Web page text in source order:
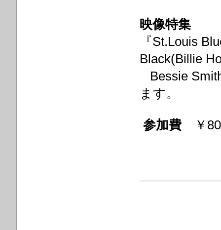
映像特集
『St.Louis
Bessie
ます。
参加費 ￥